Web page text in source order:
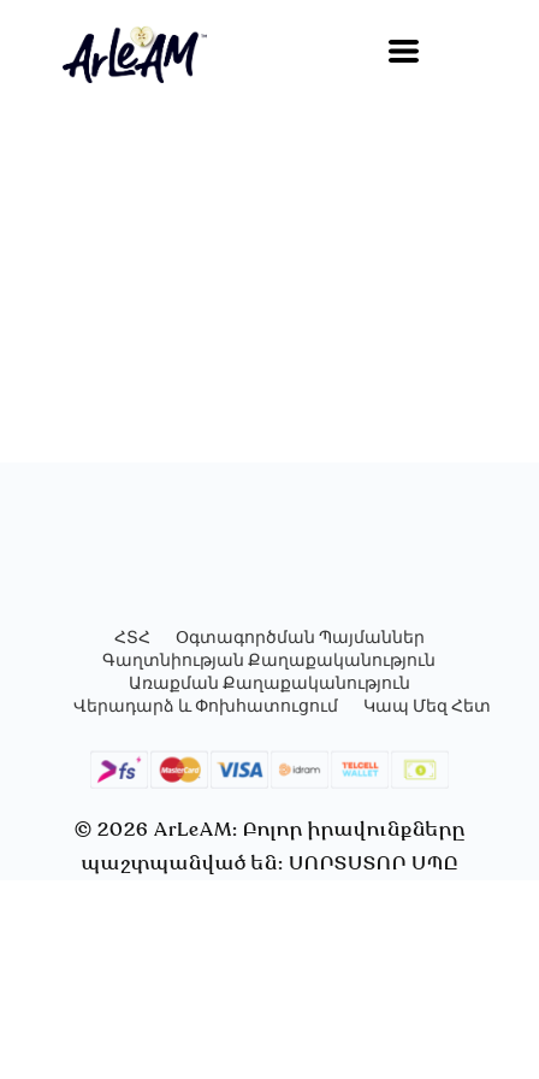
ՀՏՀ
Օգտագործման Պայմաններ
Գաղտնիության Քաղաքականություն
Առաքման Քաղաքականություն
Վերադարձ և Փոխհատուցում
Կապ Մեզ Հետ
© 2026 ArLeAM: Բոլոր իրավունքները
պաշտպանված են: ՍՈՐՏՍՏՈՐ ՍՊԸ